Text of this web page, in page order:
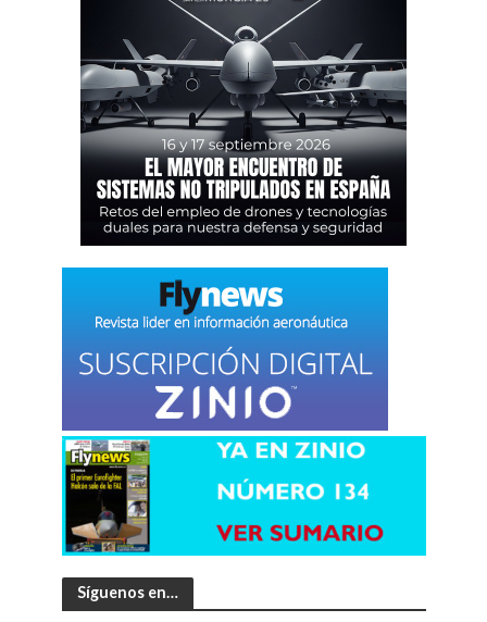
Síguenos en…